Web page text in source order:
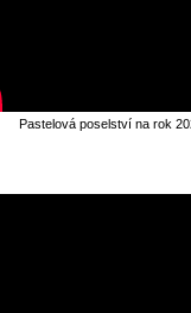
Pastelová poselství na rok